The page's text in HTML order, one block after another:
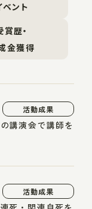
ベント
賞歴・
金獲得
活動成果
講演会で講師を
活動成果